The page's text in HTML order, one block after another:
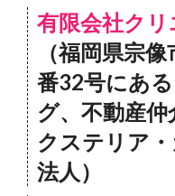
有限会社ク
（福岡県宗
番32号にあ
グ、不動産
クステリア
法人）